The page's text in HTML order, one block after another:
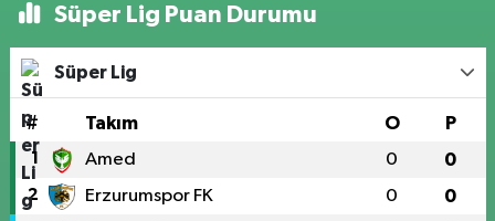
Süper Lig Puan Durumu
Süper Lig
# Takım O P
1 Amed 0 0
2 Erzurumspor FK 0 0